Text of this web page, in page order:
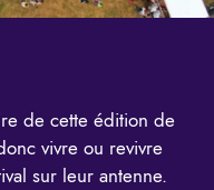
de cette édition de
vivre ou revivre
sur leur antenne.